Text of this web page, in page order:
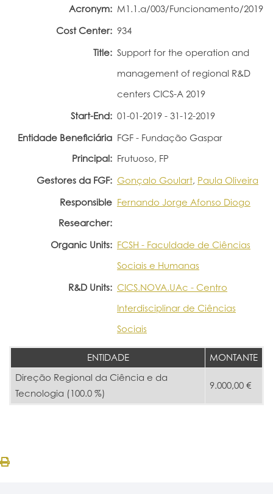
Acronym: M1.1.a/003/Funcionamento/2019
Cost Center: 934
Title: Support for the operation and
management of regional R&D
centers CICS-A 2019
Start-End: 01-01-2019 - 31-12-2019
Entidade Beneficiária
Principal:
FGF - Fundação Gaspar
Frutuoso, FP
Gestores da FGF: Gonçalo Goulart, Paula Oliveira
Responsible
Researcher:
Fernando Jorge Afonso Diogo
Organic Units: FCSH - Faculdade de Ciências
Sociais e Humanas
R&D Units: CICS.NOVA.UAc - Centro
Interdisciplinar de Ciências
Sociais
ENTIDADE
MONTANTE
Direção Regional da Ciência e da
Tecnologia (100.0 %)
9.000,00 €